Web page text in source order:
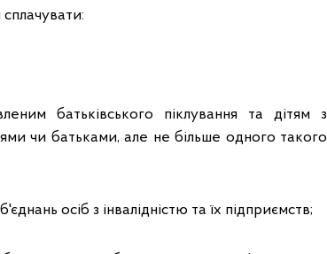
батьківського піклування та дітям з
чи батьками, але не більше одного такого
осіб з інвалідністю та їх підприємств;